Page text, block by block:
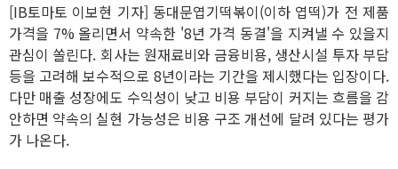
[IB토마토 이보현 기자] 동대문엽기떡볶이(이하 엽떡)가 전 제품
가격을 7% 올리면서 약속한 '8년 가격 동결'을 지켜낼 수 있을지
관심이 쏠린다. 회사는 원재료비와 금융비용, 생산시설 투자 부담
등을 고려해 보수적으로 8년이라는 기간을 제시했다는 입장이다.
다만 매출 성장에도 수익성이 낮고 비용 부담이 커지는 흐름을 감
안하면 약속의 실현 가능성은 비용 구조 개선에 달려 있다는 평가
가 나온다.